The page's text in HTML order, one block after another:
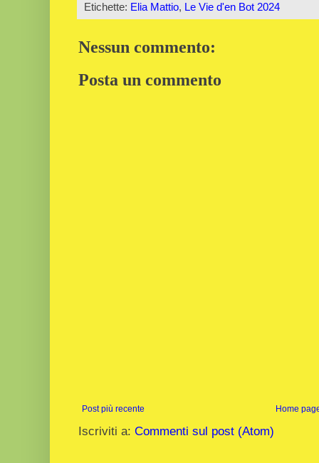
Etichette: Elia Mattio, Le Vie d'en Bot 2024
Nessun commento:
Posta un commento
Post più recente Home
Iscriviti a: Commenti sul post (Atom)